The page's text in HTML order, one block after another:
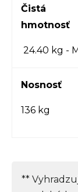
Čistá
hmotnosť
24.40 kg -
Nosnosť
136 kg
**